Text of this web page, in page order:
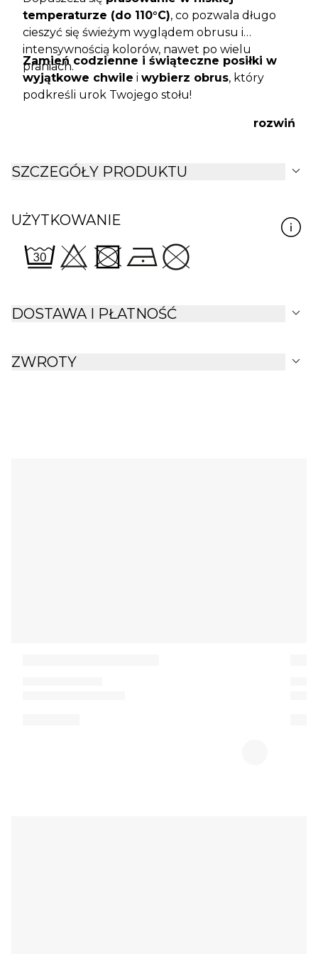
temperaturze (do 110°C), co pozwala długo
cieszyć się świeżym wyglądem obrusu i
intensywnością kolorów, nawet po wielu
praniach.
Zamień codzienne i świąteczne posiłki w
wyjątkowe chwile i wybierz obrus, który
podkreśli urok Twojego stołu!
rozwiń
SZCZEGÓŁY PRODUKTU expand_more
UŻYTKOWANIE
DOSTAWA I PŁATNOŚĆ expand_more
ZWROTY expand_more